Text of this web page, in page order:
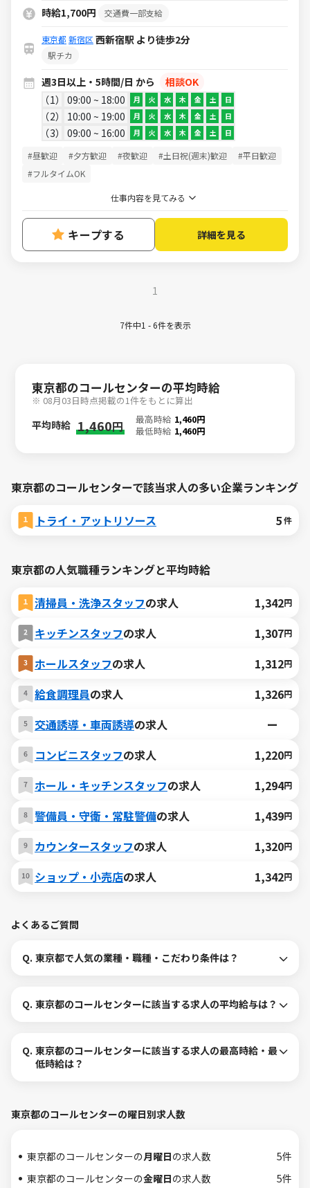
時給1,700円 交通費一部支給
東京都 新宿区 西新宿駅 より徒歩2分
駅チカ
週3日以上・5時間/日 から
相談OK
1
09:00 ~ 18:00 月 火 水 木 金 土 日
2 10:00 ~ 19:00 月 火 水 木 金 土 日
3 09:00 ~ 16:00 月 火 水 木 金 土 日
#昼歓迎 #夕方歓迎 #夜歓迎 #土日祝(週末)歓迎
#平日歓迎
#フルタイムOK
仕事内容を見てみる
キープする 詳細を見る
1
7件中1 - 6件を表示
東京都のコールセンターの平均時給
※ 08月03日時点掲載の1件をもとに算出
平均時給 1,460円 最高時給 1,460円
最低時給 1,460円
東京都のコールセンターで該当求人の多い企業ランキング
トライ・アットリソース
5件
東京都の人気職種ランキングと平均時給
清掃員・洗浄スタッフの求人 1,342円
キッチンスタッフの求人 1,307円
ホールスタッフの求人 1,312円
給食調理員の求人 1,326円
交通誘導・車両誘導の求人
ー
コンビニスタッフの求人 1,220円
ホール・キッチンスタッフの求人 1,294円
警備員・守衛・常駐警備の求人 1,439円
カウンタースタッフの求人 1,320円
ショップ・小売店の求人 1,342円
よくあるご質問
Q. 東京都で人気の業種・職種・こだわり条件は？
Q. 東京都のコールセンターに該当する求人の平均給与は？
Q. 東京都のコールセンターに該当する求人の最高時給・最
低時給は？
東京都のコールセンターの曜日別求人数
東京都のコールセンターの月曜日の求人数
5件
東京都のコールセンターの金曜日の求人数
5件